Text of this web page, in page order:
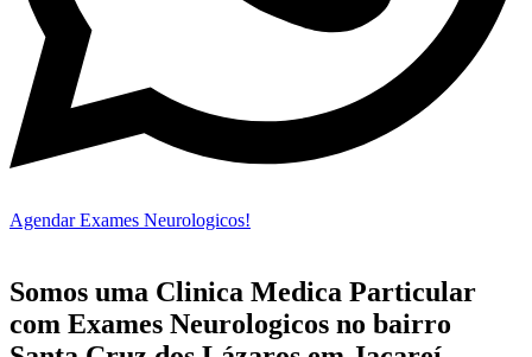
Agendar Exames Neurologicos!
Somos uma Clinica Medica Particular
com Exames Neurologicos no bairro